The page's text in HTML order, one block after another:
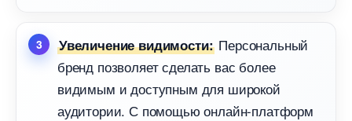
Увеличение видимости: Персональный
ренд позволяет сделать вас более
идимым и доступным для широкой
аудитории. С помощью онлайн-платформ